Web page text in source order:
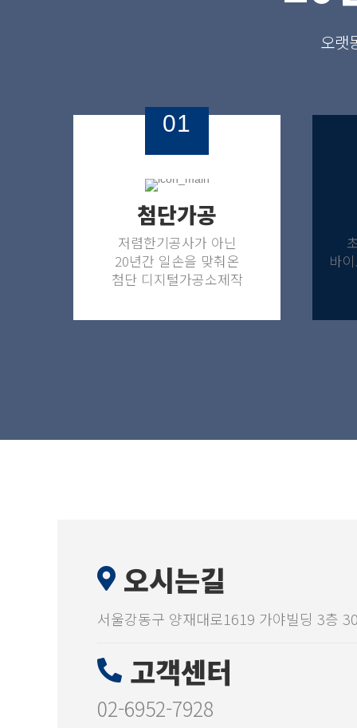
오랫
01
첨단가공
저렴한기공사가 아닌
20년간 일손을 맞춰온
첨단 디지털가공소제작
바
오시는길
서울강동구 양재대로1619 가야빌딩 3층
고객센터
02-6952-7928